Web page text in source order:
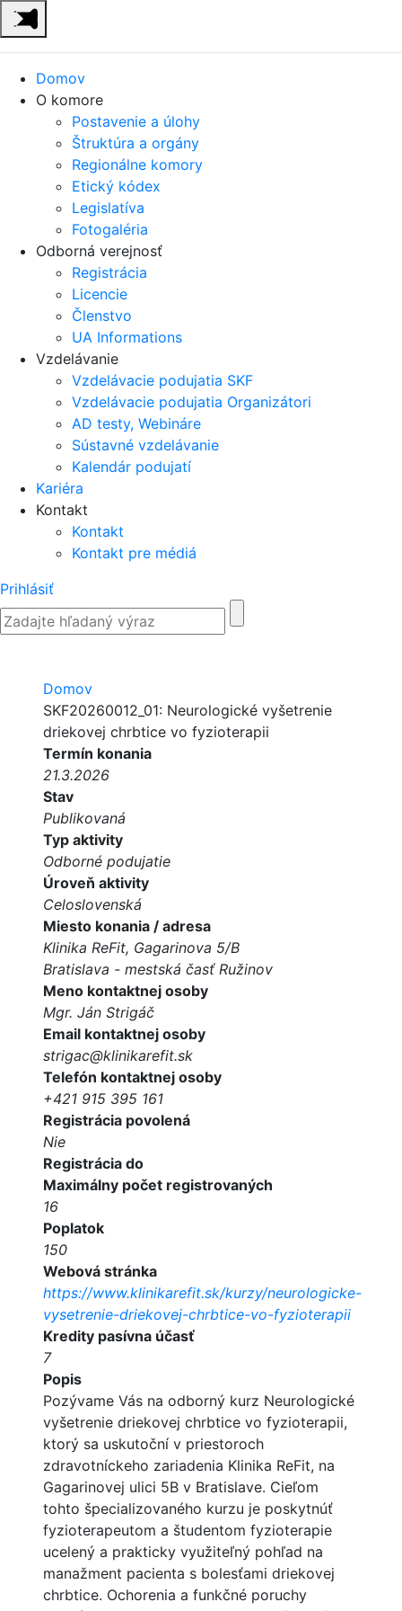
Domov
O komore
Postavenie a úlohy
Štruktúra a orgány
Regionálne komory
Etický kódex
Legislatíva
Fotogaléria
Odborná verejnosť
Registrácia
Licencie
Členstvo
UA Informations
Vzdelávanie
Vzdelávacie podujatia SKF
Vzdelávacie podujatia Organizátori
AD testy, Webináre
Sústavné vzdelávanie
Kalendár podujatí
Kariéra
Kontakt
Kontakt
Kontakt pre médiá
Prihlásiť
Domov
SKF20260012_01: Neurologické vyšetrenie
driekovej chrbtice vo fyzioterapii
Termín konania
21.3.2026
Stav
Publikovaná
Typ aktivity
Odborné podujatie
Úroveň aktivity
Celoslovenská
Miesto konania / adresa
Klinika ReFit, Gagarinova 5/B
Bratislava - mestská časť Ružinov
Meno kontaktnej osoby
Mgr. Ján Strigáč
Email kontaktnej osoby
strigac@klinikarefit.sk
Telefón kontaktnej osoby
+421 915 395 161
Registrácia povolená
Nie
Registrácia do
Maximálny počet registrovaných
16
Poplatok
150
Webová stránka
https://www.klinikarefit.sk/kurzy/neurologicke-
vysetrenie-driekovej-chrbtice-vo-fyzioterapii
Kredity pasívna účasť
7
Popis
Pozývame Vás na odborný kurz Neurologické
vyšetrenie driekovej chrbtice vo fyzioterapii,
ktorý sa uskutoční v priestoroch
zdravotníckeho zariadenia Klinika ReFit, na
Gagarinovej ulici 5B v Bratislave. Cieľom
tohto špecializovaného kurzu je poskytnúť
fyzioterapeutom a študentom fyzioterapie
ucelený a prakticky využiteľný pohľad na
manažment pacienta s bolesťami driekovej
chrbtice. Ochorenia a funkčné poruchy